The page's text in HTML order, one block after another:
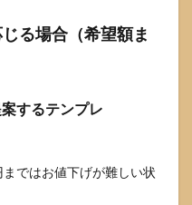
る場合（希望額ま
するテンプレ
ではお値下げが難しい状